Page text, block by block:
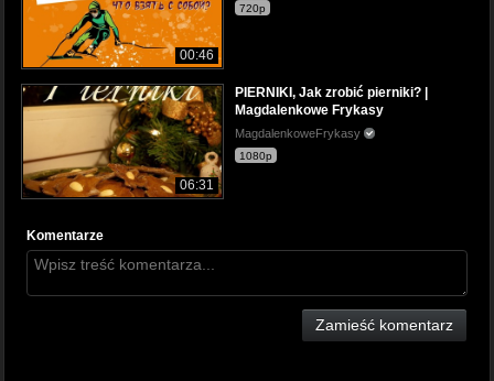
00:46
720p
06:31
PIERNIKI, Jak zrobić pierniki? |
Magdalenkowe Frykasy
MagdalenkoweFrykasy
1080p
Komentarze
Zamieść komentarz